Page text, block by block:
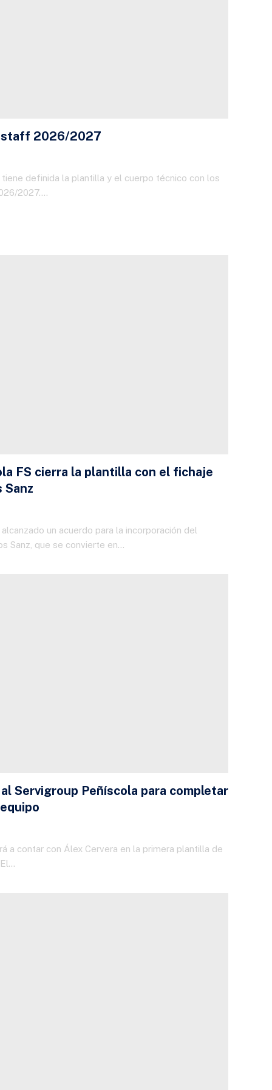
staff 2026/2027
tiene definida la plantilla y el cuerpo técnico con los
2027.…
FS cierra la plantilla con el fichaje
Sanz
un acuerdo para la incorporación del
Sanz, que se convierte en…
Servigroup Peñíscola para completar
a contar con Álex Cervera en la primera plantilla de